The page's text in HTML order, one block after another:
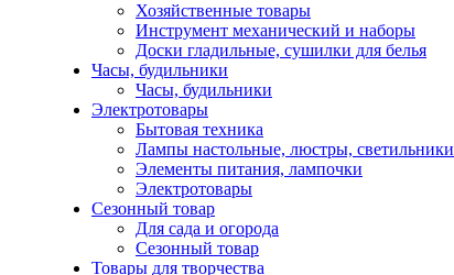
Хозяйственные товары
Инструмент механический и наборы
Доски гладильные, сушилки для белья
Часы, будильники
Часы, будильники
Электротовары
Бытовая техника
Лампы настольные, люстры, светильники
Элементы питания, лампочки
Электротовары
Сезонный товар
Для сада и огорода
Сезонный товар
Товары для творчества